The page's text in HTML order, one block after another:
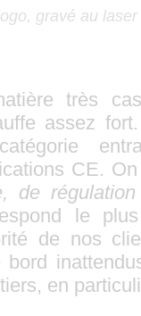
gravé au laser
très
assez
CE.
de
le
de nos
en